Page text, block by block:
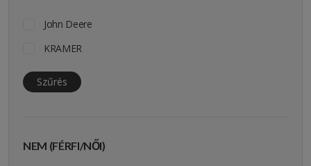
John Deere
KRAMER
Szűrés
NEM (FÉRFI/NŐI)